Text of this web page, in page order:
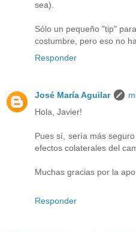
sea).
Sólo un pequeño "tip"
costumbre, pero eso no
Responder
José María Aguilar
Hola, Javier!
Pues sí, sería más
efectos colaterales del
Muchas gracias por la
Responder